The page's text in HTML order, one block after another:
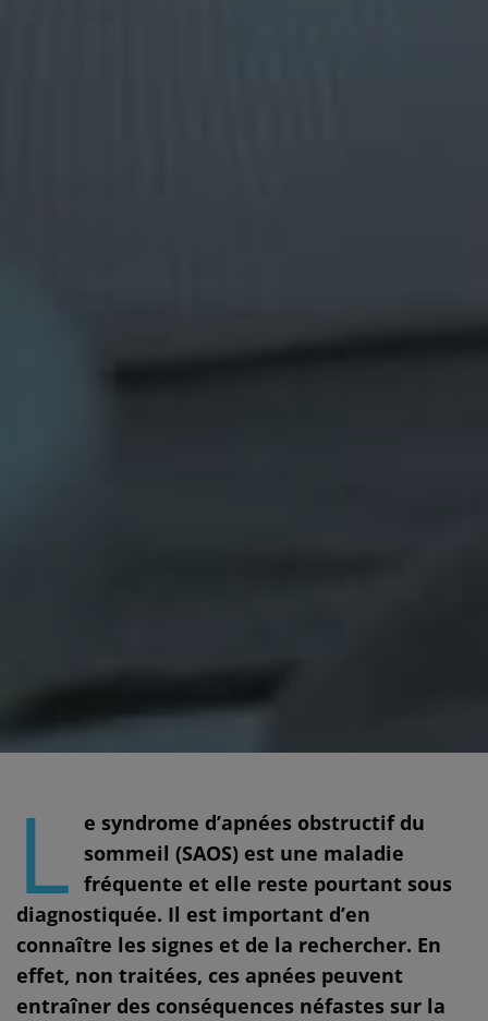
L
e syndrome d’apnées obstructif du
sommeil (SAOS) est une maladie
fréquente et elle reste pourtant sous
diagnostiquée. Il est important d’en
connaître les signes et de la rechercher. En
effet, non traitées, ces apnées peuvent
entraîner des conséquences néfastes sur la